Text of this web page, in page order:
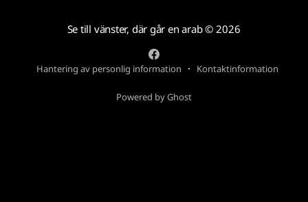
Se till vänster, där går en arab© 2026
Hantering av personlig information Kontaktinformation
Powered by Ghost